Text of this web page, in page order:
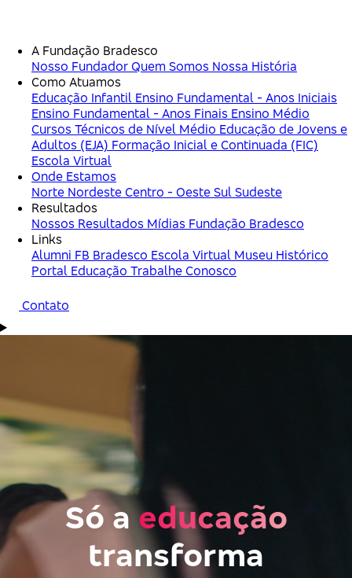
A Fundação Bradesco
Nosso Fundador Quem Somos Nossa História
Como Atuamos
Educação Infantil Ensino Fundamental - Anos Iniciais
Ensino Fundamental - Anos Finais Ensino Médio
Cursos Técnicos de Nível Médio Educação de Jovens e
Adultos (EJA) Formação Inicial e Continuada (FIC)
Escola Virtual
Onde Estamos
Norte Nordeste Centro - Oeste Sul Sudeste
Resultados
Nossos Resultados Mídias Fundação Bradesco
Links
Alumni FB Bradesco Escola Virtual Museu Histórico
Portal Educação Trabalhe Conosco
Contato
Só aeducação
transforma